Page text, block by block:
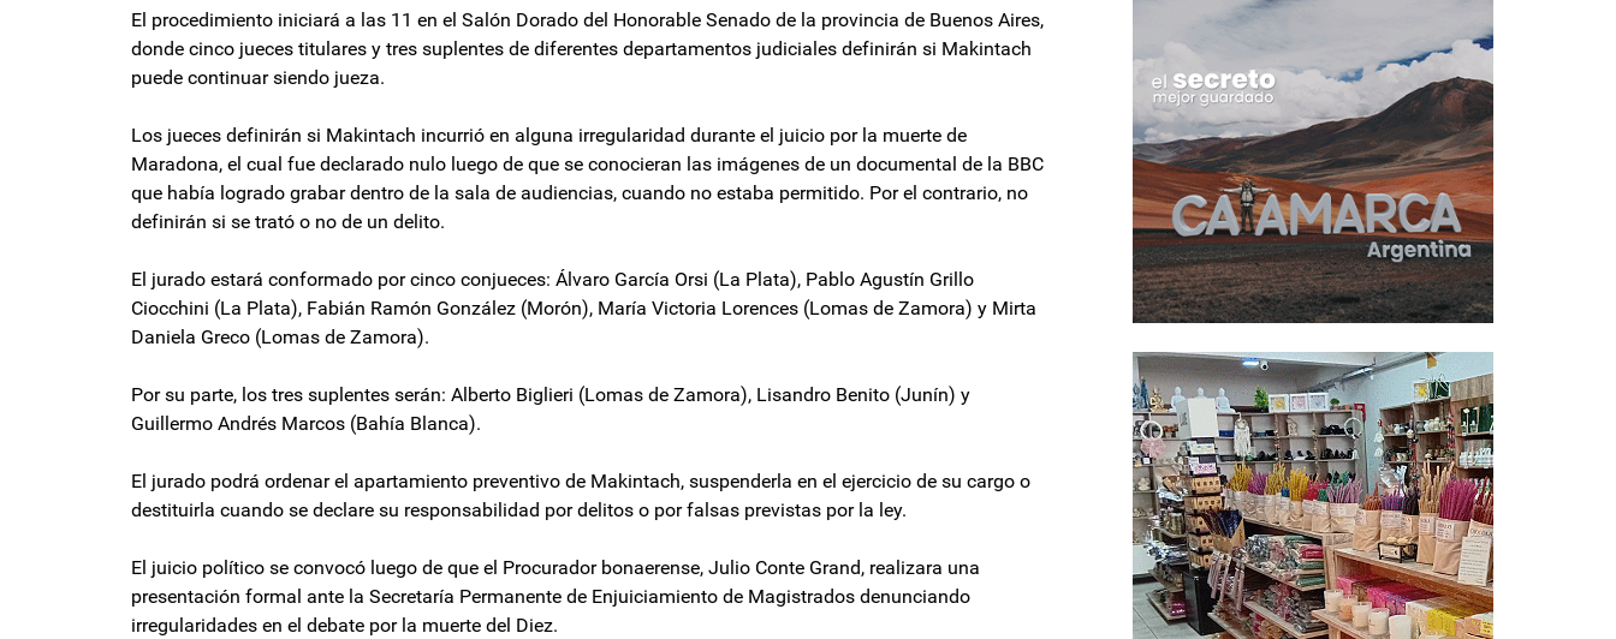
El procedimiento iniciará a las 11 en el Salón Dorado del Honorable Senado de la provincia de Buenos Aires,
donde cinco jueces titulares y tres suplentes de diferentes departamentos judiciales definirán si Makintach
puede continuar siendo jueza.
Los jueces definirán si Makintach incurrió en alguna irregularidad durante el juicio por la muerte de
Maradona, el cual fue declarado nulo luego de que se conocieran las imágenes de un documental de la BBC
que había logrado grabar dentro de la sala de audiencias, cuando no estaba permitido. Por el contrario, no
definirán si se trató o no de un delito.
El jurado estará conformado por cinco conjueces: Álvaro García Orsi (La Plata), Pablo Agustín Grillo
Ciocchini (La Plata), Fabián Ramón González (Morón), María Victoria Lorences (Lomas de Zamora) y Mirta
Daniela Greco (Lomas de Zamora).
Por su parte, los tres suplentes serán: Alberto Biglieri (Lomas de Zamora), Lisandro Benito (Junín) y
Guillermo Andrés Marcos (Bahía Blanca).
El jurado podrá ordenar el apartamiento preventivo de Makintach, suspenderla en el ejercicio de su cargo o
destituirla cuando se declare su responsabilidad por delitos o por falsas previstas por la ley.
El juicio político se convocó luego de que el Procurador bonaerense, Julio Conte Grand, realizara una
presentación formal ante la Secretaría Permanente de Enjuiciamiento de Magistrados denunciando
irregularidades en el debate por la muerte del Diez.